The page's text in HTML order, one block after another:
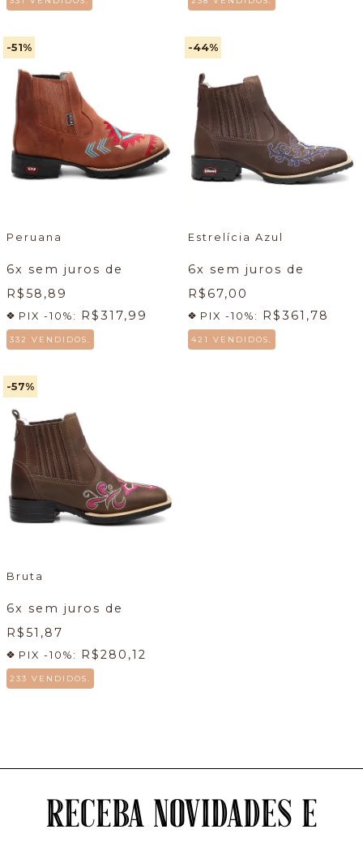
-51%
Peruana
6x sem juros de
R$58,89
PIX -10%: R$317,99
332 VENDIDOS.
-44%
Estrelícia Azul
6x sem juros de
R$67,00
PIX -10%: R$361,78
421 VENDIDOS.
-57%
Bruta
6x sem juros de
R$51,87
PIX -10%: R$280,12
233 VENDIDOS.
RECEBA NOVIDADES E